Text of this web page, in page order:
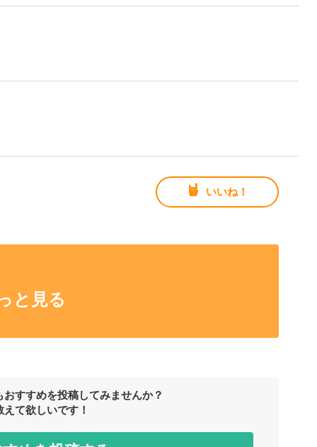
いいね！
と見る
すすめを投稿してみませんか？
て欲しいです！